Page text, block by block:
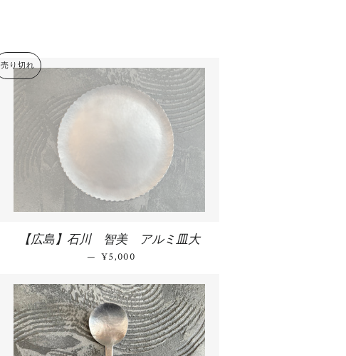
売り切れ
【広島】石川 智美 アルミ皿大
— 通常価格
¥5,000